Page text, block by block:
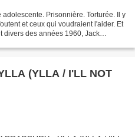
Prisonnière. Torturée. Il y
et ceux qui voudraient l'aider. Et
divers des années 1960, Jack
(YLLA / I'LL NOT